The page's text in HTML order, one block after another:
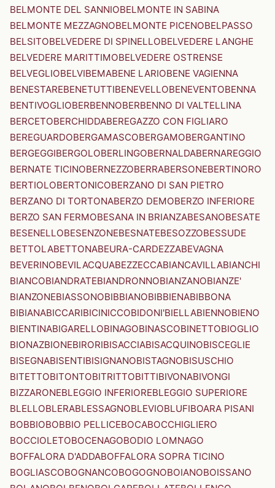
BELMONTE DEL SANNIOBELMONTE IN SABINA
BELMONTE MEZZAGNOBELMONTE PICENOBELPASSO
BELSITOBELVEDERE DI SPINELLOBELVEDERE LANGHE
BELVEDERE MARITTIMOBELVEDERE OSTRENSE
BELVEGLIOBELVIBEMABENE LARIOBENE VAGIENNA
BENESTAREBENETUTTIBENEVELLOBENEVENTOBENNA
BENTIVOGLIOBERBENNOBERBENNO DI VALTELLINA
BERCETOBERCHIDDABEREGAZZO CON FIGLIARO
BEREGUARDOBERGAMASCOBERGAMOBERGANTINO
BERGEGGIBERGOLOBERLINGOBERNALDABERNAREGGIO
BERNATE TICINOBERNEZZOBERRABERSONEBERTINORO
BERTIOLOBERTONICOBERZANO DI SAN PIETRO
BERZANO DI TORTONABERZO DEMOBERZO INFERIORE
BERZO SAN FERMOBESANA IN BRIANZABESANOBESATE
BESENELLOBESENZONEBESNATEBESOZZOBESSUDE
BETTOLABETTONABEURA-CARDEZZABEVAGNA
BEVERINOBEVILACQUABEZZECCABIANCAVILLABIANCHI
BIANCOBIANDRATEBIANDRONNOBIANZANOBIANZE'
BIANZONEBIASSONOBIBBIANOBIBBIENABIBBONA
BIBIANABICCARIBICINICCOBIDONI'BIELLABIENNOBIENO
BIENTINABIGARELLOBINAGOBINASCOBINETTOBIOGLIO
BIONAZBIONEBIRORIBISACCIABISACQUINOBISCEGLIE
BISEGNABISENTIBISIGNANOBISTAGNOBISUSCHIO
BITETTOBITONTOBITRITTOBITTIBIVONABIVONGI
BIZZARONEBLEGGIO INFERIOREBLEGGIO SUPERIORE
BLELLOBLERABLESSAGNOBLEVIOBLUFIBOARA PISANI
BOBBIOBOBBIO PELLICEBOCABOCCHIGLIERO
BOCCIOLETOBOCENAGOBODIO LOMNAGO
BOFFALORA D'ADDABOFFALORA SOPRA TICINO
BOGLIASCOBOGNANCOBOGOGNOBOIANOBOISSANO